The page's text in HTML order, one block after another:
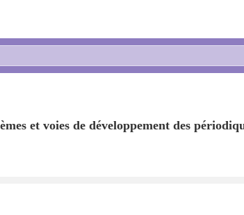
et voies de développement des